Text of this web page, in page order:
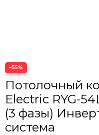
−55%
Потолочный
Electric RYG-
(3 фазы)
система